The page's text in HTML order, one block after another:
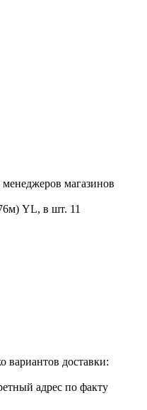
менеджеров магазинов
YL, в шт. 11
вариантов доставки:
адрес по факту